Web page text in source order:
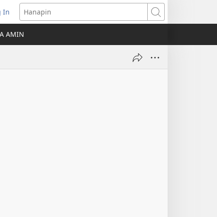
In
Hanapin
AMIN